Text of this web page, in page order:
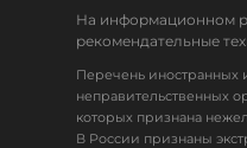
На информационном
рекомендательные
Перечень иностранных
неправительственных
которых признана
В России признаны